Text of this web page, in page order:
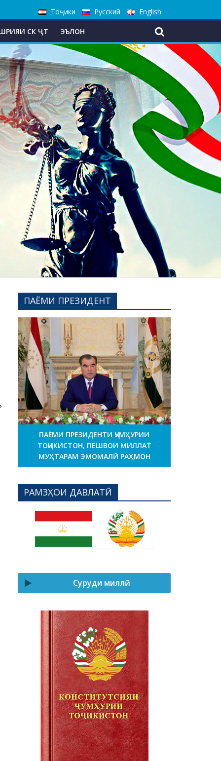
Тоҷики Русский English
СК ҶТ ЭЪЛОН
ПАЁМИ ПРЕЗИДЕНТ
ПАЁМИ ПРЕЗИДЕНТИ ҶУМҲУРИИ
ТОҶИКИСТОН, ПЕШВОИ МИЛЛАТ
МУҲТАРАМ ЭМОМАЛӢ РАҲМОН
РАМЗҲОИ ДАВЛАТӢ
Суруди миллӣ